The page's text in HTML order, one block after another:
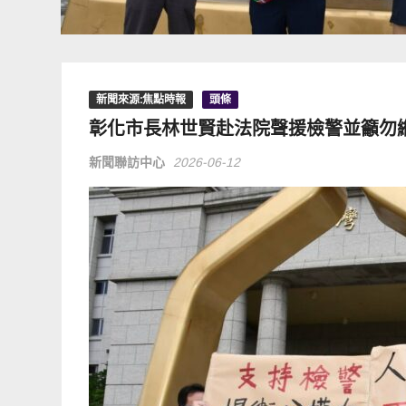
新聞來源:焦點時報 頭條
彰化市長林世賢赴法院聲援檢警並籲勿
新聞聯訪中心 2026-06-12